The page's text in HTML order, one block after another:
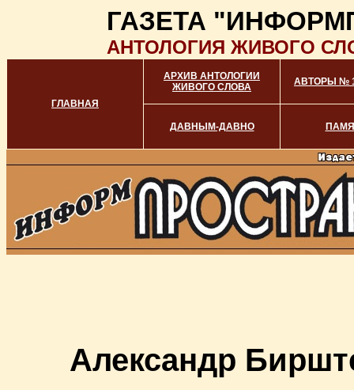
ГАЗЕТА
АНТОЛОГИЯ ЖИВОГО
ГЛАВНАЯ
АРХИВ АНТОЛОГИИ
ЖИВОГО СЛОВА
АВТОРЫ №
ДАВНЫМ-ДАВНО
Александр